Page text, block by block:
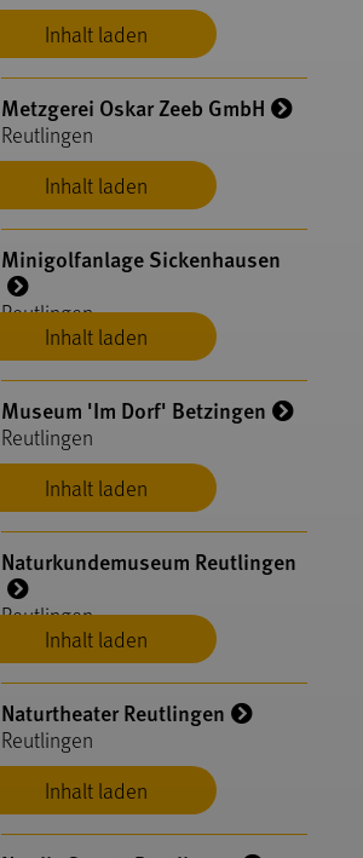
Inhalt laden
Inhalt laden
Metzgerei Oskar Zeeb GmbH
Reutlingen
Inhalt laden
Minigolfanlage Sickenhausen
Reutlingen
Inhalt laden
Museum 'Im Dorf' Betzingen
Reutlingen
Inhalt laden
Naturkundemuseum Reutlingen
Reutlingen
Inhalt laden
Naturtheater Reutlingen
Reutlingen